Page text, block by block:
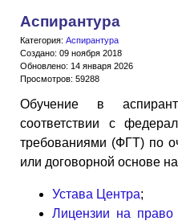
Аспирантура
Категория: Аспирантура
Создано: 09 ноября 2018
Обновлено: 14 января 2026
Просмотров: 59288
Обучение в
соответствии с
требованиями (ФГТ) по
или договорной основе
Устава Центра;
Лицензии на право